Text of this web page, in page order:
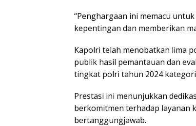
“Penghargaan ini memacu
kepentingan dan memberikan
Kapolri telah menobatkan lima
publik hasil pemantauan dan
tingkat polri tahun 2024
Prestasi ini menunjukkan
berkomitmen terhadap layanan
bertanggungjawab.